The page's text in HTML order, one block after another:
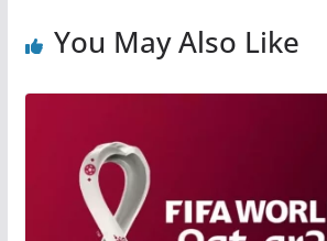
You May Also Like